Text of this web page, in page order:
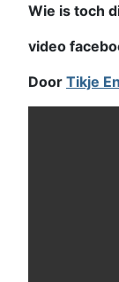
Wie is toch
video
Door Tikje